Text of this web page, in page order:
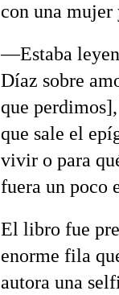
con una
—Estaba
Díaz sobre
que
que sale el
vivir o para
fuera un poco
El libro fue
enorme fila
autora una